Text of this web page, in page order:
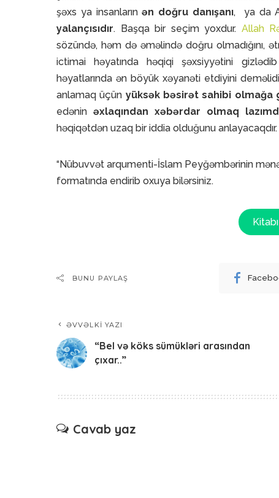
şəxs ya insanlarınən doğru danışanı, ya da
yalançısıdır. Başqa bir seçim yoxdur. Allah
sözündə, həm də əməlində doğru olmadığını,
ictimai həyatında həqiqi şəxsiyyətini
həyatlarında ən böyük xəyanəti etdiyini
anlamaq üçün yüksək bəsirət sahibi olmağa
edəninəxlaqından xəbərdar olmaq
həqiqətdən uzaq bir iddia olduğunu anlayacaqdır.
“Nübuvvət arqumenti-İslam Peyğəmbərinin
formatında endirib oxuya bilərsiniz.
BUNU PAYLAŞ
ƏVVƏLKI YAZI
“Bel və köks sümükləri arasından
çıxar..”
Cavab yaz